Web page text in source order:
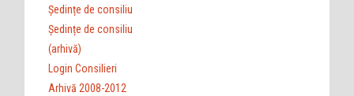
Ședințe de consiliu
Ședințe de consiliu
(arhivă)
Login Consilieri
Arhivă 2008-2012